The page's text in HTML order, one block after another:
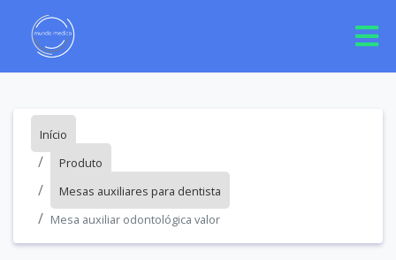
Início
Produto
Mesas auxiliares para dentista
Mesa auxiliar odontológica valor